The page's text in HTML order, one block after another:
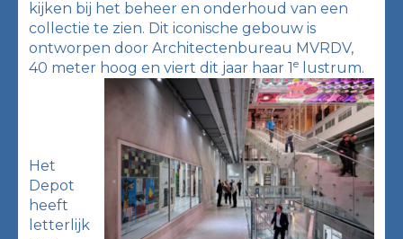
kijken bij het beheer en onderhoud van een
collectie te zien. Dit iconische gebouw is
ontworpen door Architectenbureau MVRDV,
40 meter hoog en viert dit jaar haar 1e lustrum.
Het
Depot
heeft
letterlijk